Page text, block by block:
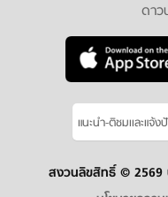
ดาว
แนะนำ-ติชมเเละแจ้
สงวนลิขสิทธิ์ © 2569